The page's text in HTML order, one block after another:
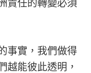
責任的轉變必須
事實，我們做得
越能彼此透明，